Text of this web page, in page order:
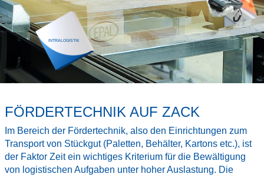
INTRALOGISTIK
FÖRDERTECHNIK AUF ZACK
Im Bereich der Fördertechnik, also den Einrichtungen zum
Transport von Stückgut (Paletten, Behälter, Kartons etc.), ist
der Faktor Zeit ein wichtiges Kriterium für die Bewältigung
von logistischen Aufgaben unter hoher Auslastung. Die